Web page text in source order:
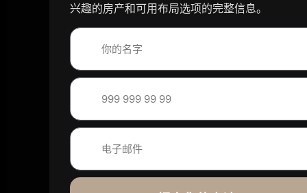
兴趣的房产和可用布局选项的完整信息。